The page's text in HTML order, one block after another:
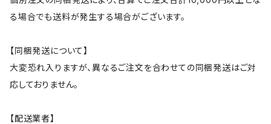
る場合でも送料が発生する場合がございます。
【同梱発送について】
大変恐れ入りますが、異なるご注文を合わせての同梱発送はご対
応しておりません。
【配送業者】